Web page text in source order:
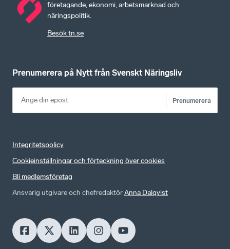
företagande, ekonomi, arbetsmarknad och
näringspolitik.
Besök tn.se
Prenumerera på Nytt från Svenskt Näringsliv
Prenumerera
Integritetspolicy
Cookieinställningar och förteckning över cookies
Bli medlemsföretag
Ansvarig utgivare och chefredaktörAnna Dalqvist